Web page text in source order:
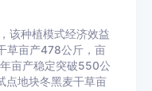
种植模式经济效益
草亩产478公斤，亩
亩产稳定突破550公
点地块冬黑麦干草亩